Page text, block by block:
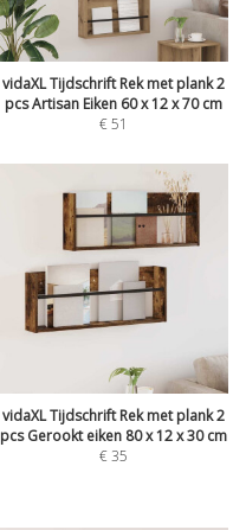
vidaXL Tijdschrift Rek met plank 2
pcs Artisan Eiken 60 x 12 x 70 cm
€51
vidaXL Tijdschrift Rek met plank 2
pcs Gerookt eiken 80 x 12 x 30 cm
€35